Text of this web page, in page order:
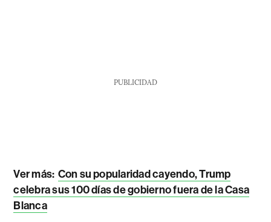
PUBLICIDAD
Ver más: Con su popularidad cayendo, Trump
celebra sus 100 días de gobierno fuera de la Casa
Blanca